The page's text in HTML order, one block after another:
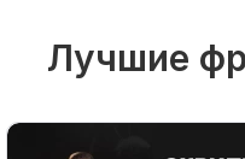
Лучшие